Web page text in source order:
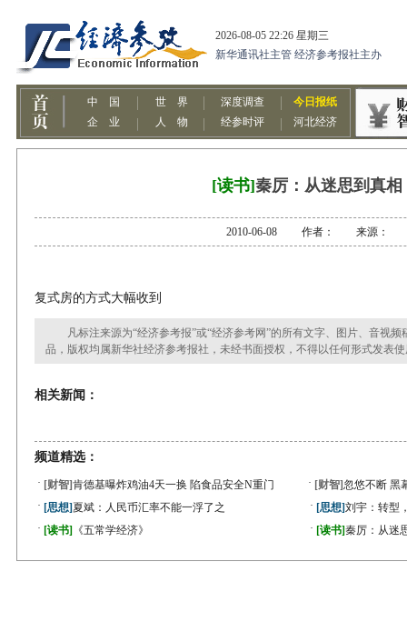
[读书]秦厉：从迷思到真相
2010-06-08 作者： 来源：
复式房的方式大幅收到
凡标注来源为“经济参考报”或“经济参考网”的所有文字、图片、音视频
品，版权均属新华社经济参考报社，未经书面授权，不得以任何形式发表
相关新闻：
频道精选：
· [财智]肯德基曝炸鸡油4天一换 陷食品安全N重门 · [财智]忽悠不断 黑
· [思想]夏斌：人民币汇率不能一浮了之 · [思想]刘宇：转型
· [读书] 《五常学经济》 · [读书]秦厉：从迷